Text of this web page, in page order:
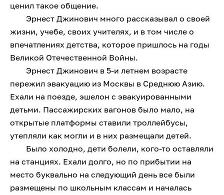
ценил такое общение.
Эрнест Джинович много рассказывал о своей
жизни, учебе, своих учителях, и в том числе о
впечатлениях детства, которое пришлось на годы
Великой Отечественной Войны.
Эрнест Джинович в 5-и летнем возрасте
пережил эвакуацию из Москвы в Среднюю Азию.
Ехали на поезде, эшелон с эвакуированными
детьми. Пассажирских вагонов было мало, на
открытые платформы ставили троллейбусы,
утепляли как могли и в них размещали детей.
Было холодно, дети болели, кого-то оставляли
на станциях. Ехали долго, но по прибытии на
место буквально на следующий день все были
размещены по школьным классам и началась